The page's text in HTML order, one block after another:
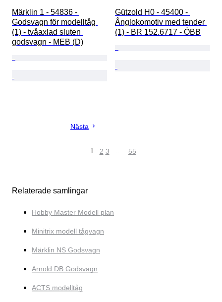
Märklin 1 - 54836 -
Godsvagn för modelltåg
(1) - tvåaxlad sluten
godsvagn - MEB (D)
Gützold H0 - 45400 -
Ånglokomotiv med tender
(1) - BR 152.6717 - ÖBB
Nästa
1 2 3 … 55
Relaterade samlingar
Hobby Master Modell plan
Minitrix modell tågvagn
Märklin NS Godsvagn
Arnold DB Godsvagn
ACTS modelltåg